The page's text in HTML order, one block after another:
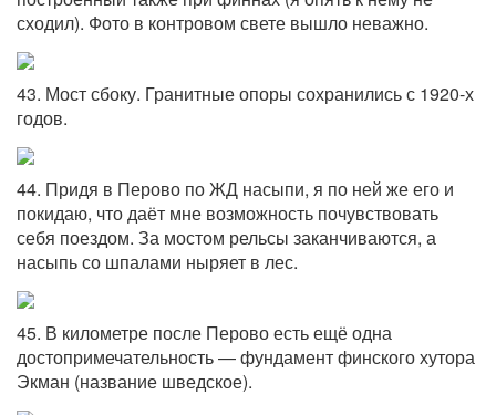
сходил). Фото в контровом свете вышло неважно.
43. Мост сбоку. Гранитные опоры сохранились с 1920-х
годов.
44. Придя в Перово по ЖД насыпи, я по ней же его и
покидаю, что даёт мне возможность почувствовать
себя поездом. За мостом рельсы заканчиваются, а
насыпь со шпалами ныряет в лес.
45. В километре после Перово есть ещё одна
достопримечательность — фундамент финского хутора
Экман (название шведское).